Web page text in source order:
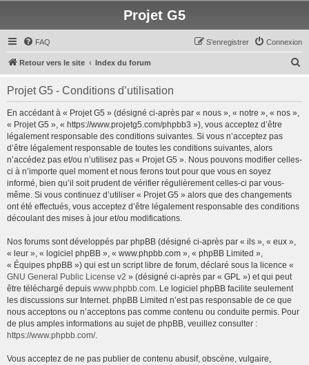
Projet G5
FAQ Connexion
S’enregistrer
Retour vers le site Index du forum
c
Projet G5 - Conditions d’utilisation
En accédant à « Projet G5 » (désigné ci-après par « nous », « notre », « nos »,
« Projet G5 », « https://www.projetg5.com/phpbb3 »), vous acceptez d’être
légalement responsable des conditions suivantes. Si vous n’acceptez pas
d’être légalement responsable de toutes les conditions suivantes, alors
n’accédez pas et/ou n’utilisez pas « Projet G5 ». Nous pouvons modifier celles-
ci à n’importe quel moment et nous ferons tout pour que vous en soyez
informé, bien qu’il soit prudent de vérifier régulièrement celles-ci par vous-
même. Si vous continuez d’utiliser « Projet G5 » alors que des changements
ont été effectués, vous acceptez d’être légalement responsable des conditions
découlant des mises à jour et/ou modifications.
Nos forums sont développés par phpBB (désigné ci-après par « ils », « eux »,
« leur », « logiciel phpBB », « www.phpbb.com », « phpBB Limited »,
« Équipes phpBB ») qui est un script libre de forum, déclaré sous la licence «
GNU General Public License v2 » (désigné ci-après par « GPL ») et qui peut
être téléchargé depuis www.phpbb.com. Le logiciel phpBB facilite seulement
les discussions sur Internet. phpBB Limited n’est pas responsable de ce que
nous acceptons ou n’acceptons pas comme contenu ou conduite permis. Pour
de plus amples informations au sujet de phpBB, veuillez consulter :
https://www.phpbb.com/.
Vous acceptez de ne pas publier de contenu abusif, obscène, vulgaire,